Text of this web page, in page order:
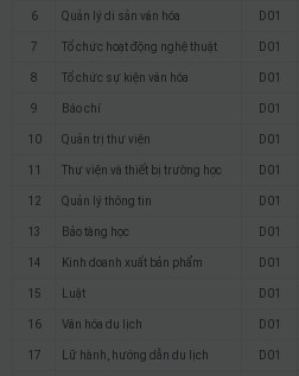
6 Quản lý di sản văn hóa D01
7 Tổ chức hoạt động nghệ thuật D01
8 Tổ chức sự kiện văn hóa D01
9 Báo chí D01
10 Quản trị thư viện D01
11 Thư viện và thiết bị trường học D01
12 Quản lý thông tin D01
13 Bảo tàng học D01
14 Kinh doanh xuất bản phẩm D01
15 Luật D01
16 Văn hóa du lịch D01
17 Lữ hành, hướng dẫn du lịch D01